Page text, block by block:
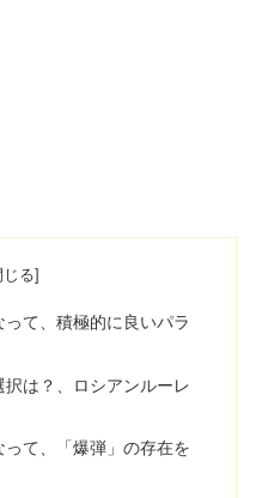
って、積極的に良いパラ
択は？、ロシアンルーレ
って、「爆弾」の存在を